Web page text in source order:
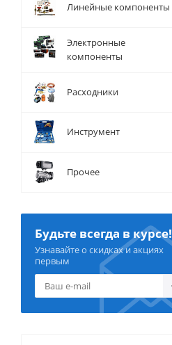
Линейные компоненты
Электронные
компоненты
Расходники
Инструмент
Прочее
Будьте всегда в курсе!
Узнавайте о скидках и акциях
первым